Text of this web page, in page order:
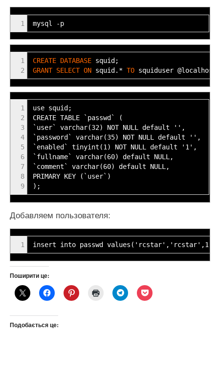
1 mysql -p
1
2
CREATE DATABASEsquid;
GRANT SELECT ONsquid .* TOsquiduser
1
2
3
4
5
6
7
8
9
use squid;
CREATE TABLE `passwd` (
`user` varchar(32) NOT NULL default '',
`password` varchar(35) NOT NULL default '',
`enabled` tinyint(1) NOT NULL default '1',
`fullname` varchar(60) default NULL,
`comment` varchar(60) default NULL,
PRIMARY KEY (`user`)
);
Добавляем пользователя:
1 insert into passwd
Поширити це:
Подобається це: